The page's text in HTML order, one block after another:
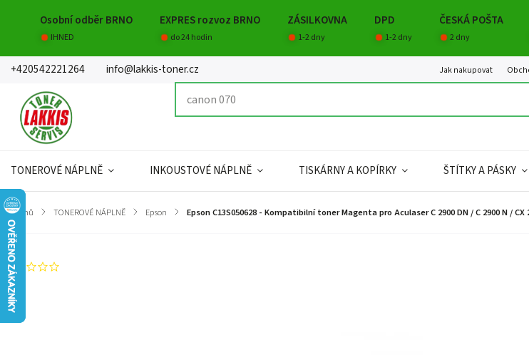
Osobní odběr BRNO EXPRES rozvoz BRNO ZÁSILKOVNA DPD ČESKÁ POŠTA
IHNED do 24 hodin 1-2 dny 1-2 dny 2 dny
+420542221264 info@lakkis-toner.cz Jak nakupovat
TONEROVÉ NÁPLNĚ INKOUSTOVÉ NÁPLNĚ TISKÁRNY A KOPÍRKY ŠTÍTKY A PÁSKY
Domů / TONEROVÉ NÁPLNĚ / Epson / Epson C13S050628 - Kompatibilní toner Magenta pro Aculaser C 2900 DN / C 2900 N / CX
Záruka
2 roky